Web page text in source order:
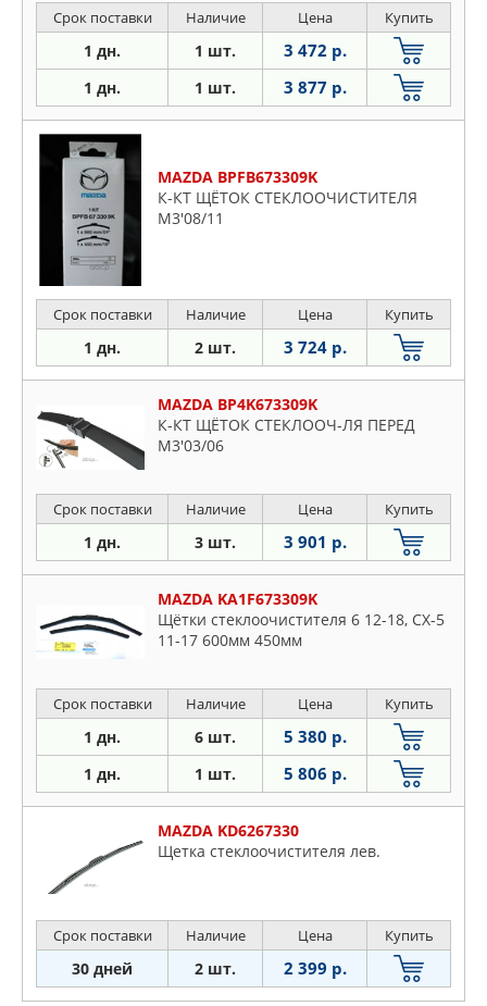
Срок поставки Наличие Цена Купить
1 дн. 1 шт. 3 472 р.
1 дн. 1 шт. 3 877 р.
MAZDA BPFB673309K
К-КТ ЩЁТОК СТЕКЛООЧИСТИТЕЛЯ
M3'08/11
Срок поставки Наличие Цена Купить
1 дн. 2 шт. 3 724 р.
MAZDA BP4K673309K
К-КТ ЩЁТОК СТЕКЛООЧ-ЛЯ ПЕРЕД
M3'03/06
Срок поставки Наличие Цена Купить
1 дн. 3 шт. 3 901 р.
MAZDA KA1F673309K
Щётки стеклоочистителя 6 12-18, CX-5
11-17 600мм 450мм
Срок поставки Наличие Цена Купить
1 дн. 6 шт. 5 380 р.
1 дн. 1 шт. 5 806 р.
MAZDA KD6267330
Щeткa cтeклooчиcтитeля лeв.
Срок поставки Наличие Цена Купить
30 дней 2 шт. 2 399 р.